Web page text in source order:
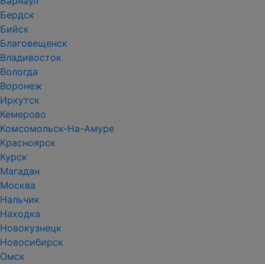
Бердск
Бийск
Благовещенск
Владивосток
Вологда
Воронеж
Иркутск
Кемерово
Комсомольск-На-Амуре
Красноярск
Курск
Магадан
Москва
Нальчик
Находка
Новокузнецк
Новосибирск
Омск